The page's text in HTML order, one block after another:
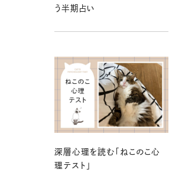
う半期占い
深層心理を読む「ねこのこ心
理テスト」